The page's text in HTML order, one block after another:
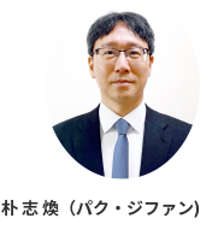
朴 志 煥（パク・ジファン)